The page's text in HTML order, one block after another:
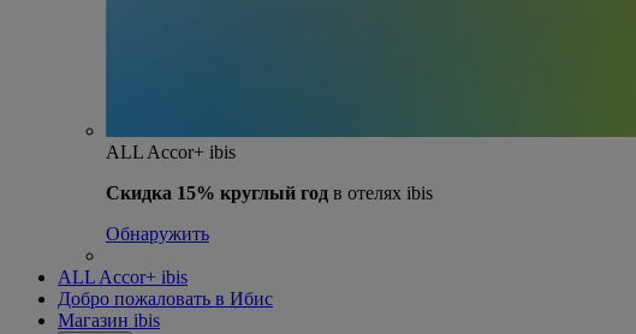
ALL Accor+ ibis
Скидка 15% круглый год в отелях ibis
Обнаружить
ALL Accor+ ibis
Добро пожаловать в Ибис
Магазин ibis